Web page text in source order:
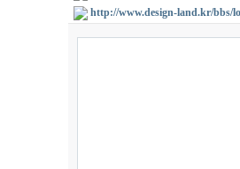
http://www.design-land.kr/bbs/